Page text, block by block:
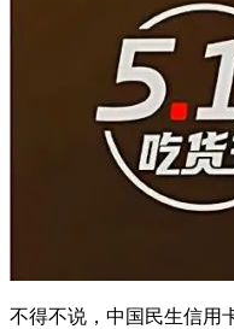
不得不说，中国民生信用